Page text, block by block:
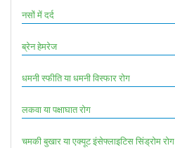
नसों में दर्द
ब्रेन हेमरेज
धमनी स्फीति या धमनी विस्फार रोग
लकवा या पक्षाघात रोग
चमकी बुखार या एक्यूट इंसेफ्लाइटिस सिंड्रोम रोग